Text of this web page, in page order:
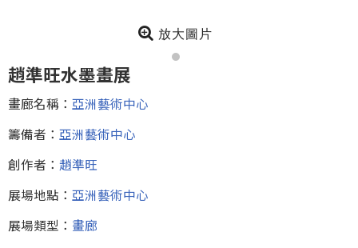
放大圖片
趙準旺水墨畫展
畫廊名稱： 亞洲藝術中心
籌備者： 亞洲藝術中心
創作者： 趙準旺
展場地點： 亞洲藝術中心
展場類型： 畫廊